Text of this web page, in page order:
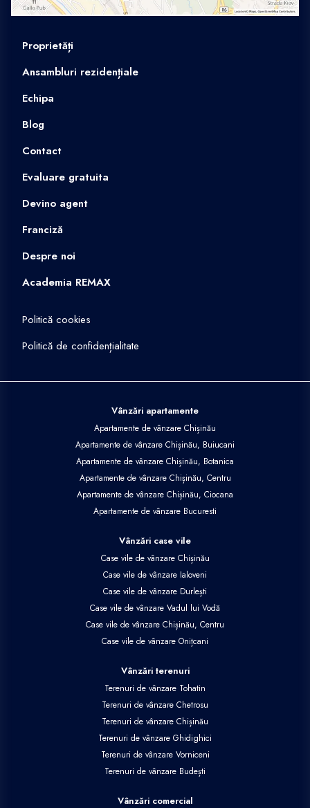
Proprietăți
Ansambluri rezidențiale
Echipa
Blog
Contact
Evaluare gratuita
Devino agent
Franciză
Despre noi
Academia REMAX
Politică cookies
Politică de confidențialitate
Vânzări apartamente
Apartamente de vânzare Chișinău
Apartamente de vânzare Chișinău, Buiucani
Apartamente de vânzare Chișinău, Botanica
Apartamente de vânzare Chișinău, Centru
Apartamente de vânzare Chișinău, Ciocana
Apartamente de vânzare Bucuresti
Vânzări case vile
Case vile de vânzare Chișinău
Case vile de vânzare Ialoveni
Case vile de vânzare Durlești
Case vile de vânzare Vadul lui Vodă
Case vile de vânzare Chișinău, Centru
Case vile de vânzare Onițcani
Vânzări terenuri
Terenuri de vânzare Tohatin
Terenuri de vânzare Chetrosu
Terenuri de vânzare Chișinău
Terenuri de vânzare Ghidighici
Terenuri de vânzare Vorniceni
Terenuri de vânzare Budești
Vânzări comercial